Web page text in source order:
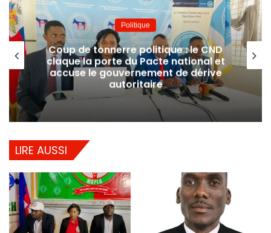
Politique
Coup de tonnerre politique : le CND
claque la porte du Pacte national et
accuse le gouvernement de dérive
autoritaire
LIRE AUSSI